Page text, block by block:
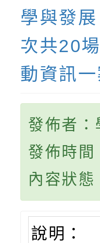
學與發
次共20
動資訊一
發佈者：
發佈時
內容狀態
說明：